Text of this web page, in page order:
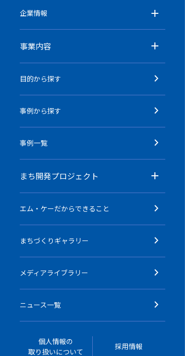
企業情報
事業内容
目的から探す
事例から探す
事例一覧
まち開発プロジェクト
エム・ケーだからできること
まちづくりギャラリー
メディアライブラリー
ニュース一覧
個人情報の
取り扱いについて
採用情報